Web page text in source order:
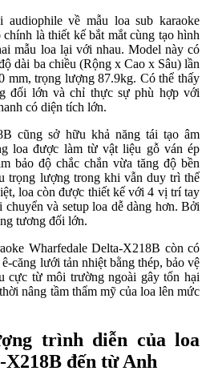
về mẫu loa sub karaoke
là thiết kế bắt mắt cùng tạo hình
mẫu loa lại với nhau. Model này có
dài ba chiều (Rộng x Cao x Sâu) lần
mm, trọng lượng 87.9kg. Có thể thấy
đối lớn và chỉ thực sự phù hợp với
có diện tích lớn.
cũng sở hữu khả năng tái tạo âm
loa được làm từ vật liệu gỗ ván ép
bảo độ chắc chắn vừa tăng độ bền
trọng lượng trong khi vẫn duy trì thể
loa còn được thiết kế với 4 vị trí tay
và setup loa dễ dàng hơn. Bởi
tương đối lớn.
Wharfedale Delta-X218B còn có
căng lưới tản nhiệt bằng thép, bảo vệ
cực từ môi trường ngoài gây tổn hại
nâng tầm thẩm mỹ của loa lên mức
trình diễn của loa
đến từ Anh